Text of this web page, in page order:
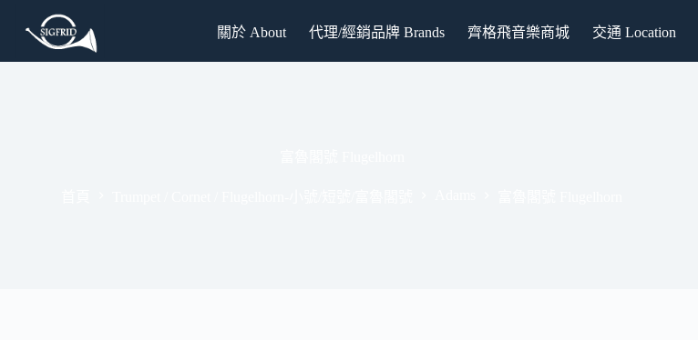
關於 About 代理/經銷品牌 Brands 齊格飛音樂商城 交通 Location